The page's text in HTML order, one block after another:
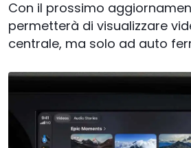
Con il prossimo
permetterà di visualizzare
centrale, ma solo ad auto